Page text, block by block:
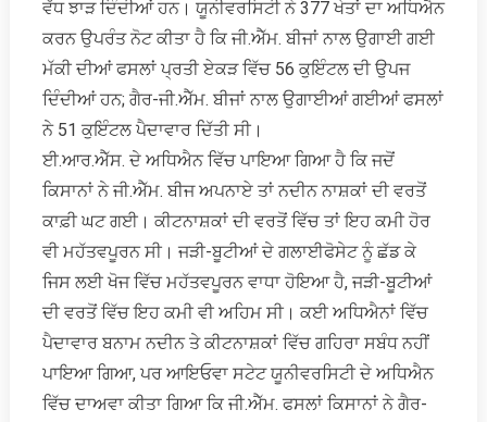
ਵੱਧ ਝਾੜ ਦਿੰਦੀਆਂ ਹਨ। ਯੂਨੀਵਰਸਿਟੀ ਨੇ 377 ਖੇਤਾਂ ਦਾ ਅਧਿਐਨ
ਕਰਨ ਉਪਰੰਤ ਨੋਟ ਕੀਤਾ ਹੈ ਕਿ ਜੀ.ਐੱਮ. ਬੀਜਾਂ ਨਾਲ ਉਗਾਈ ਗਈ
ਮੱਕੀ ਦੀਆਂ ਫਸਲਾਂ ਪ੍ਰਤੀ ਏਕੜ ਵਿੱਚ 56 ਕੁਇੰਟਲ ਦੀ ਉਪਜ
ਦਿੰਦੀਆਂ ਹਨ; ਗੈਰ-ਜੀ.ਐੱਮ. ਬੀਜਾਂ ਨਾਲ ਉਗਾਈਆਂ ਗਈਆਂ ਫਸਲਾਂ
ਨੇ 51 ਕੁਇੰਟਲ ਪੈਦਾਵਾਰ ਦਿੱਤੀ ਸੀ।
ਈ.ਆਰ.ਐੱਸ. ਦੇ ਅਧਿਐਨ ਵਿੱਚ ਪਾਇਆ ਗਿਆ ਹੈ ਕਿ ਜਦੋਂ
ਕਿਸਾਨਾਂ ਨੇ ਜੀ.ਐੱਮ. ਬੀਜ ਅਪਨਾਏ ਤਾਂ ਨਦੀਨ ਨਾਸ਼ਕਾਂ ਦੀ ਵਰਤੋਂ
ਕਾਫ਼ੀ ਘਟ ਗਈ। ਕੀਟਨਾਸ਼ਕਾਂ ਦੀ ਵਰਤੋਂ ਵਿੱਚ ਤਾਂ ਇਹ ਕਮੀ ਹੋਰ
ਵੀ ਮਹੱਤਵਪੂਰਨ ਸੀ। ਜੜੀ-ਬੂਟੀਆਂ ਦੇ ਗਲਾਈਫੋਸੇਟ ਨੂੰ ਛੱਡ ਕੇ
ਜਿਸ ਲਈ ਖੋਜ ਵਿੱਚ ਮਹੱਤਵਪੂਰਨ ਵਾਧਾ ਹੋਇਆ ਹੈ, ਜੜੀ-ਬੂਟੀਆਂ
ਦੀ ਵਰਤੋਂ ਵਿੱਚ ਇਹ ਕਮੀ ਵੀ ਅਹਿਮ ਸੀ। ਕਈ ਅਧਿਐਨਾਂ ਵਿੱਚ
ਪੈਦਾਵਾਰ ਬਨਾਮ ਨਦੀਨ ਤੇ ਕੀਟਨਾਸ਼ਕਾਂ ਵਿੱਚ ਗਹਿਰਾ ਸਬੰਧ ਨਹੀਂ
ਪਾਇਆ ਗਿਆ, ਪਰ ਆਇਓਵਾ ਸਟੇਟ ਯੂਨੀਵਰਸਿਟੀ ਦੇ ਅਧਿਐਨ
ਵਿੱਚ ਦਾਅਵਾ ਕੀਤਾ ਗਿਆ ਕਿ ਜੀ.ਐੱਮ. ਫਸਲਾਂ ਕਿਸਾਨਾਂ ਨੇ ਗੈਰ-